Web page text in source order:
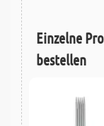
Einzelne
bestellen